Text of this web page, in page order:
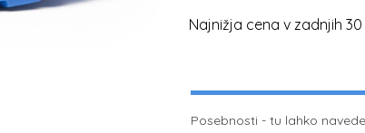
Najnižja cena v zadnjih 30
Posebnosti - tu lahko